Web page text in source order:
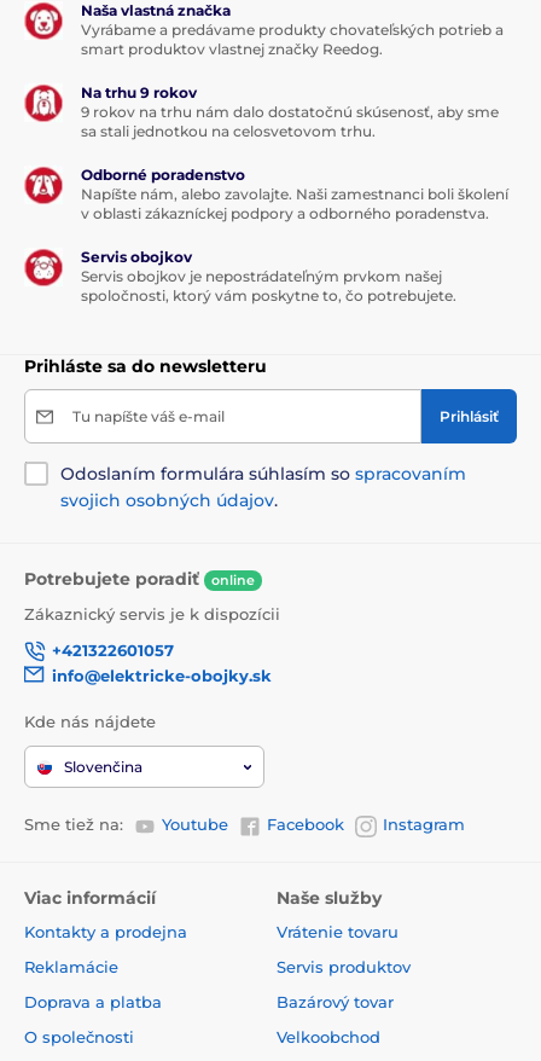
A aké sú hlavné funkcie IOPP Trackeru
Real-time sledovanie- sledovanie v reálnom čase,
zvieraťa.História sledovania
kedykoľvek vidieť v histórii sledovania
Pravidelné monitorovanie pohybovej aktivity- IOPP
zvieratko počas dňa vykoná, a tak vám neunikne
žiadna jeho aktivita
Zdravotné záznamy:
vďaka tomuto zariadeniu môžete
Zdieľanie: podeľte sa o svoje zážitky s priateľmi a
na sociálnych sieťach prostredníctvom IOPP aplikácie
GPS obojok a monitor aktivity Eyenimal vás dokonca
zóny, ktorú ste si sami vyznačili. Vďaka tomuto
Naša vlastná značka
Vyrábame a predávame produkty chovateľských potrieb a
smart produktov vlastnej značky Reedog.
Na trhu 9 rokov
9 rokov na trhu nám dalo dostatočnú skúsenosť, aby sme
sa stali jednotkou na celosvetovom trhu.
Odborné poradenstvo
Napíšte nám, alebo zavolajte. Naši zamestnanci boli školení
v oblasti zákazníckej podpory a odborného poradenstva.
Servis obojkov
Servis obojkov je nepostrádateľným prvkom našej
spoločnosti, ktorý vám poskytne to, čo potrebujete.
Prihláste sa do newsletteru
Tu napíšte váš e-mail Prihlásiť
Odoslaním formulára súhlasím so spracovaním
svojich osobných údajov.
Potrebujete poradiť online
Zákaznický servis je k dispozícii
+421322601057
info@elektricke-obojky.sk
Kde nás nájdete
Slovenčina
Sme tiež na: Youtube Facebook Instagram
Viac informácií
Kontakty a prodejna
Reklamácie
Doprava a platba
O společnosti
Naše služby
Vrátenie tovaru
Servis produktov
Bazárový tovar
Velkoobchod